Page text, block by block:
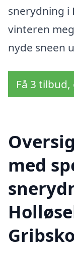
snerydning i
vinteren
nyde sneen
Få 3
med